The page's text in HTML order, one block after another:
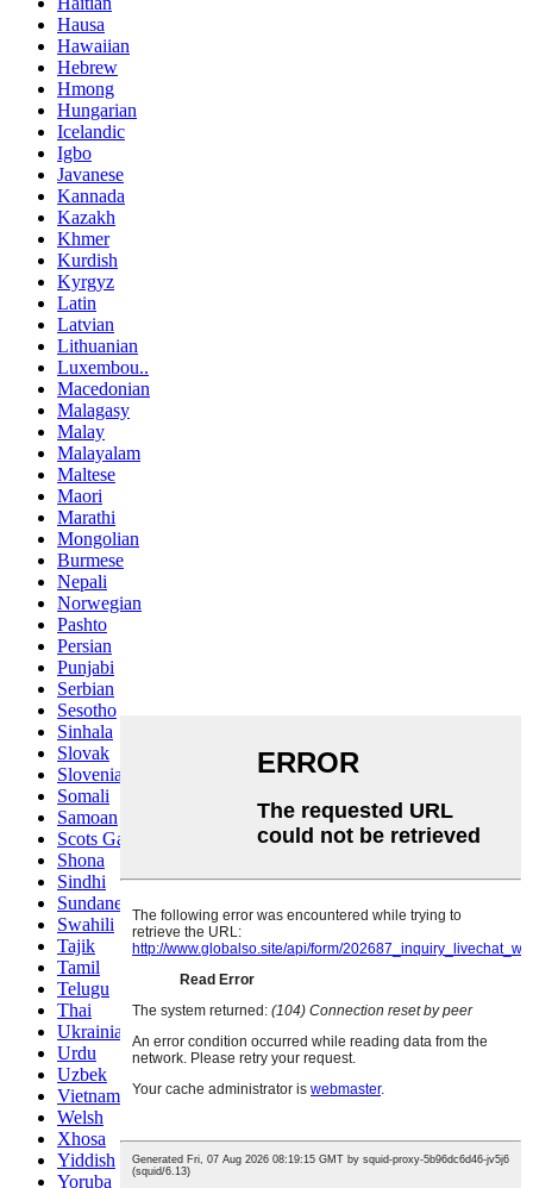
Hausa
Hawaiian
Hebrew
Hmong
Hungarian
Icelandic
Igbo
Javanese
Kannada
Kazakh
Khmer
Kurdish
Kyrgyz
Latin
Latvian
Lithuanian
Luxembou..
Macedonian
Malagasy
Malay
Malayalam
Maltese
Maori
Marathi
Mongolian
Burmese
Nepali
Norwegian
Pashto
Persian
Punjabi
Serbian
Sesotho
Sinhala
Slovak
Slovenian
Somali
Samoan
Scots Gaelic
Shona
Sindhi
Sundanese
Swahili
Tajik
Tamil
Telugu
Thai
Ukrainian
Urdu
Uzbek
Vietnamese
Welsh
Xhosa
Yiddish
Yoruba